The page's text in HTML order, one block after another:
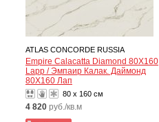
ATLAS CONCORDE RUSSIA
Empire Calacatta Diamond 80X160
Lapp / Эмпаир Калак. Даймонд
80X160 Лап
80 x 160 см
4 820 руб./кв.м